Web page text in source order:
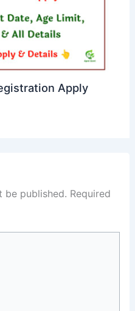
Apply
be published. Required